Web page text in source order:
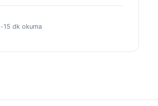
•15 dk okuma